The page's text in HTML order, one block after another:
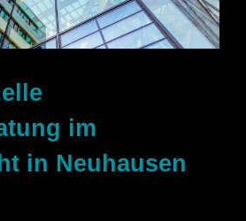
im
in Neuhausen